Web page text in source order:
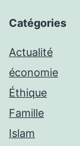
Catégories
Actualité
économie
Éthique
Famille
Islam